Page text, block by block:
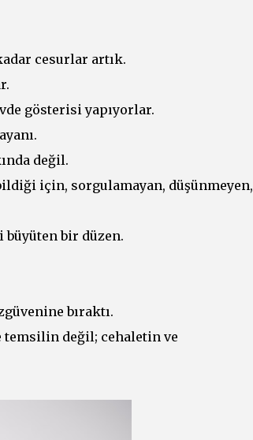
cesurlar artık.
gösterisi yapıyorlar.
değil.
için, sorgulamayan, düşünmeyen,
büyüten bir düzen.
bıraktı.
değil; cehaletin ve